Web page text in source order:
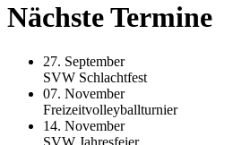
Nächste Termine
27. September
SVW Schlachtfest
07. November
Freizeitvolleyballturnier
14. November
SVW Jahresfeier